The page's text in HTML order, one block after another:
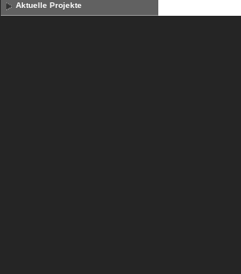
Aktuelle Projekte